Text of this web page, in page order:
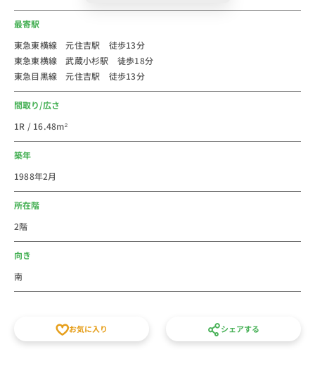
が豊富にあります。
渋川沿いや「中原平和公園」など「かながわの花の名所
100選」に選ばれた古くからの桜の名所では多くの人で
賑わいを見せており、駅から少し離れると閑静な住宅街
が広がっています。
最寄駅
東急東横線 元住吉駅 徒歩13分
東急東横線 武蔵小杉駅 徒歩18分
東急目黒線 元住吉駅 徒歩13分
間取り/広さ
1R / 16.48m²
築年
1988年2月
所在階
2階
向き
南
お気に入り シェアする